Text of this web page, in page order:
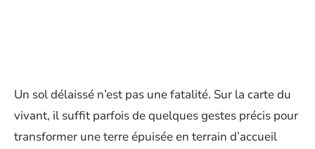
Un sol délaissé n’est pas une fatalité. Sur la carte du
vivant, il suffit parfois de quelques gestes précis pour
transformer une terre épuisée en terrain d’accueil